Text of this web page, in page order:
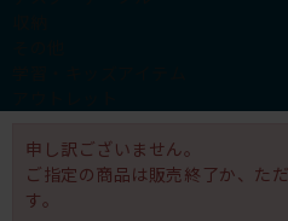
申し訳ございません。
ご指定の商品は販売終了か、た
す。